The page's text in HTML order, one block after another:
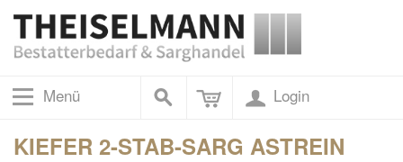
Menü Login
KIEFER 2-STAB-SARG ASTREIN